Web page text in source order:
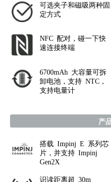
可选夹子和磁吸两种固
定方式
NFC 配对，碰一下快
速连接终端
6700mAh 大容量可拆
卸电池，支持 NTC，
支持电量计
产
搭载 Impinj E 系列芯
片，并支持 Impinj
Gen2X
识读距离超 30m